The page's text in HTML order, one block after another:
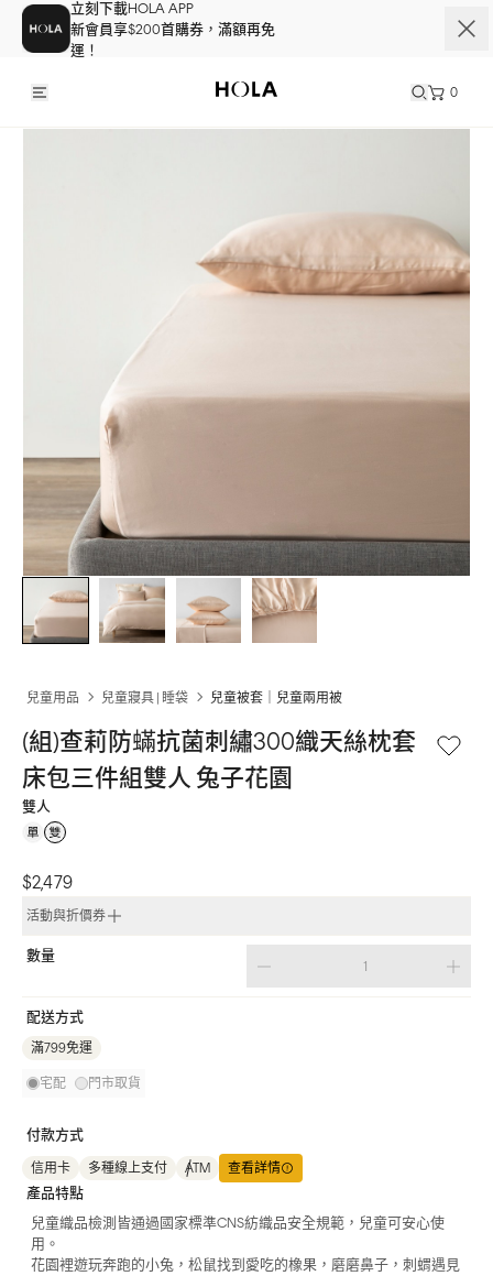
立刻下載HOLA APP
新會員享$200首購券，滿額再免
運！
0
兒童用品 兒童寢具 | 睡袋 兒童被套｜兒童兩用被
(組)查莉防蟎抗菌刺繡300織天絲枕套
床包三件組雙人 兔子花園
雙人
$2,479
活動與折價券
數量
配送方式
滿799免運
宅配 門市取貨
付款方式
信用卡 多種線上支付 ATM 查看詳情
產品特點
兒童織品檢測皆通過國家標準CNS紡織品安全規範，兒童可安心使
用。
花園裡遊玩奔跑的小兔，松鼠找到愛吃的橡果，磨磨鼻子，刺蝟遇見